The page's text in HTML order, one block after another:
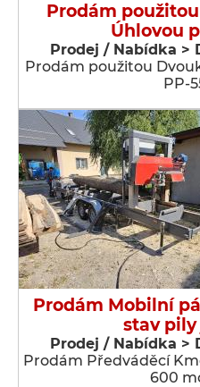
Prodám
Úhlovou
Prodej / Nabídka >
Prodám použitou
PP-
Prodám Mobilní
stav pily
Prodej / Nabídka >
Prodám Předváděcí
600